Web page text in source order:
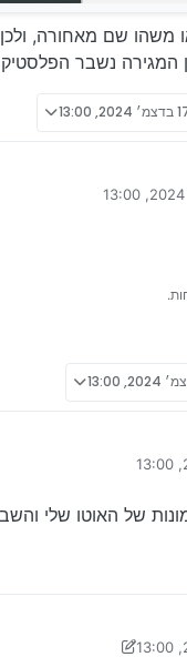
שם מאחורה, ולכן
המגירה נשבר
2024, 13:00
כנראה או משהו שם
על ידי
של האוטו שלי